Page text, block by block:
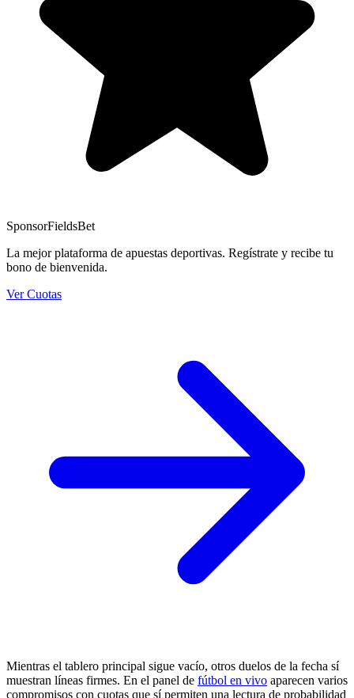
SponsorFieldsBet
La mejor plataforma de apuestas deportivas. Regístrate y recibe tu
bono de bienvenida.
Ver Cuotas
Mientras el tablero principal sigue vacío, otros duelos de la fecha sí
muestran líneas firmes. En el panel de fútbol en vivo aparecen varios
compromisos con cuotas que sí permiten una lectura de probabilidad